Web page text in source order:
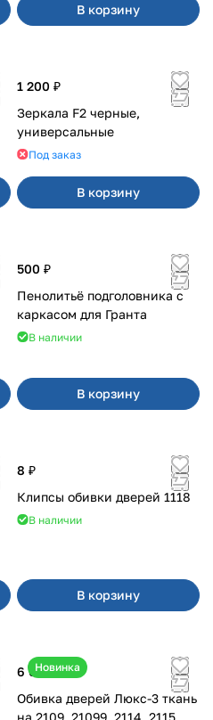
В корзину
1 200 ₽
Зеркала F2 черные,
универсальные
Под заказ
В корзину
500 ₽
Пенолитьё подголовника с
каркасом для Гранта
В наличии
В корзину
8 ₽
Клипсы обивки дверей 1118
В наличии
В корзину
Новинка
6 000 ₽
Обивка дверей Люкс-3 ткань
на 2109, 21099, 2114, 2115